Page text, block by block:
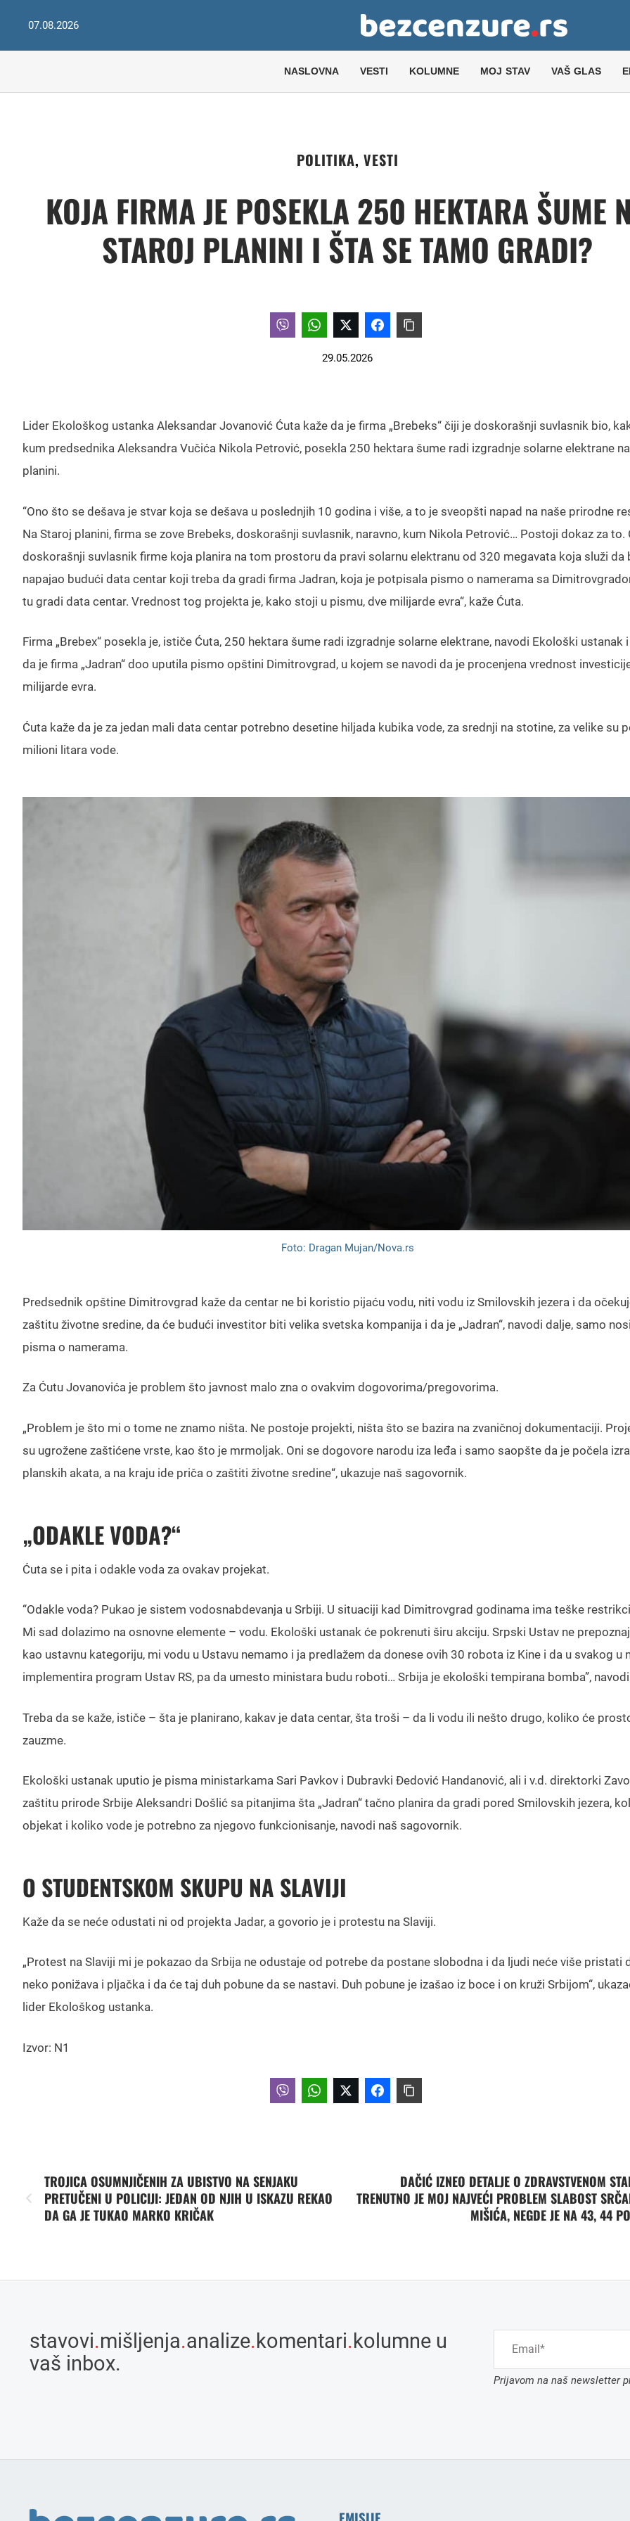
07.08.2026
NASLOVNA VESTI KOLUMNE MOJ STAV VAŠ GLAS
POLITIKA, VESTI
KOJA FIRMA JE POSEKLA 250 HEKTARA ŠUME
STAROJ PLANINI I ŠTA SE TAMO GRADI?
29.05.2026
Lider Ekološkog ustanka Aleksandar Jovanović Ćuta kaže da je firma „Brebeks“ čiji je doskorašnji suvlasnik bio,
kum predsednika Aleksandra Vučića Nikola Petrović, posekla 250 hektara šume radi izgradnje solarne elektrane
planini.
“Ono što se dešava je stvar koja se dešava u poslednjih 10 godina i više, a to je sveopšti napad na naše prirodne
Na Staroj planini, firma se zove Brebeks, doskorašnji suvlasnik, naravno, kum Nikola Petrović… Postoji dokaz za to.
doskorašnji suvlasnik firme koja planira na tom prostoru da pravi solarnu elektranu od 320 megavata koja služi da
napajao budući data centar koji treba da gradi firma Jadran, koja je potpisala pismo o namerama sa
tu gradi data centar. Vrednost tog projekta je, kako stoji u pismu, dve milijarde evra“, kaže Ćuta.
Firma „Brebex“ posekla je, ističe Ćuta, 250 hektara šume radi izgradnje solarne elektrane, navodi Ekološki ustanak
da je firma „Jadran“ doo uputila pismo opštini Dimitrovgrad, u kojem se navodi da je procenjena vrednost
milijarde evra.
Ćuta kaže da je za jedan mali data centar potrebno desetine hiljada kubika vode, za srednji na stotine, za velike su
milioni litara vode.
Foto: Dragan Mujan/Nova.rs
Predsednik opštine Dimitrovgrad kaže da centar ne bi koristio pijaću vodu, niti vodu iz Smilovskih jezera i da
zaštitu životne sredine, da će budući investitor biti velika svetska kompanija i da je „Jadran“, navodi dalje, samo
pisma o namerama.
Za Ćutu Jovanovića je problem što javnost malo zna o ovakvim dogovorima/pregovorima.
„Problem je što mi o tome ne znamo ništa. Ne postoje projekti, ništa što se bazira na zvaničnoj dokumentaciji.
su ugrožene zaštićene vrste, kao što je mrmoljak. Oni se dogovore narodu iza leđa i samo saopšte da je počela
planskih akata, a na kraju ide priča o zaštiti životne sredine“, ukazuje naš sagovornik.
„ODAKLE VODA?“
Ćuta se i pita i odakle voda za ovakav projekat.
“Odakle voda? Pukao je sistem vodosnabdevanja u Srbiji. U situaciji kad Dimitrovgrad godinama ima teške
Mi sad dolazimo na osnovne elemente – vodu. Ekološki ustanak će pokrenuti širu akciju. Srpski Ustav ne
kao ustavnu kategoriju, mi vodu u Ustavu nemamo i ja predlažem da donese ovih 30 robota iz Kine i da u svakog u
implementira program Ustav RS, pa da umesto ministara budu roboti… Srbija je ekološki tempirana bomba”,
Treba da se kaže, ističe – šta je planirano, kakav je data centar, šta troši – da li vodu ili nešto drugo, koliko će
zauzme.
Ekološki ustanak uputio je pisma ministarkama Sari Pavkov i Dubravki Đedović Handanović, ali i v.d. direktorki
zaštitu prirode Srbije Aleksandri Došlić sa pitanjima šta „Jadran“ tačno planira da gradi pored Smilovskih jezera,
objekat i koliko vode je potrebno za njegovo funkcionisanje, navodi naš sagovornik.
O STUDENTSKOM SKUPU NA SLAVIJI
Kaže da se neće odustati ni od projekta Jadar, a govorio je i protestu na Slaviji.
„Protest na Slaviji mi je pokazao da Srbija ne odustaje od potrebe da postane slobodna i da ljudi neće više pristati
neko ponižava i pljačka i da će taj duh pobune da se nastavi. Duh pobune je izašao iz boce i on kruži Srbijom“,
lider Ekološkog ustanka.
Izvor: N1
TROJICA OSUMNJIČENIH ZA UBISTVO NA SENJAKU
PRETUČENI U POLICIJI: JEDAN OD NJIH U ISKAZU REKAO
DA GA JE TUKAO MARKO KRIČAK
DAČIĆ IZNEO DETALJE O ZDRAVSTVENOM
TRENUTNO JE MOJ NAJVEĆI PROBLEM SLABOST
MIŠIĆA, NEGDE JE NA 43, 44
stavovi.mišljenja.analize.komentari.kolumne u
vaš inbox.
Prijavom na naš newsletter